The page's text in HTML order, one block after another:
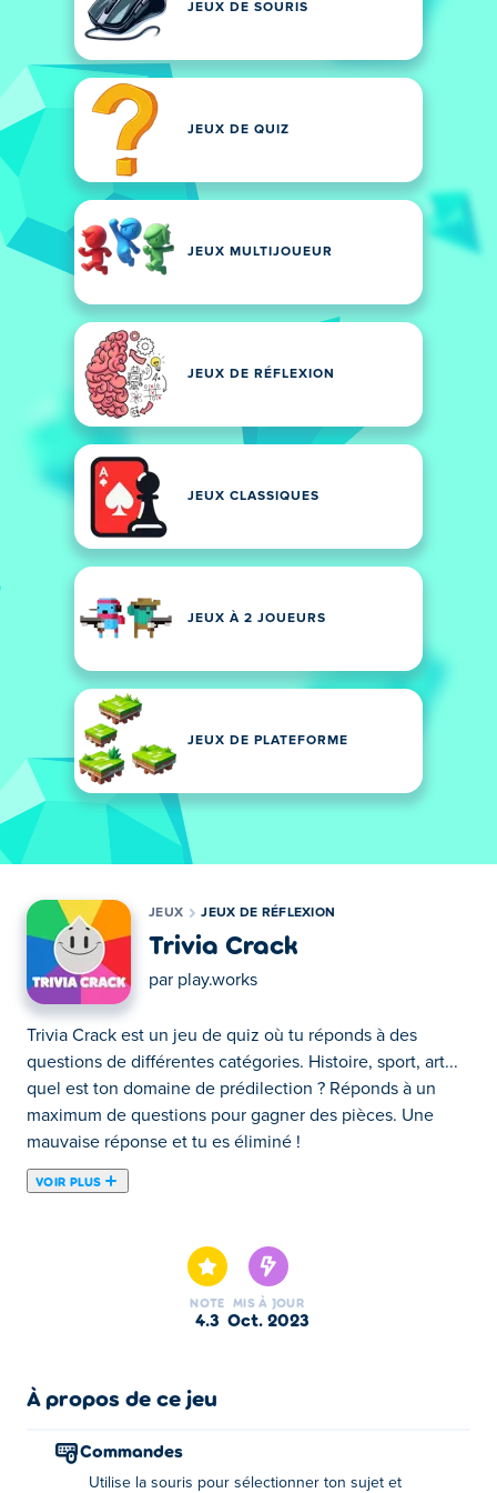
JEUX DE SOURIS
JEUX DE QUIZ
JEUX MULTIJOUEUR
JEUX DE RÉFLEXION
JEUX CLASSIQUES
JEUX À 2 JOUEURS
JEUX DE PLATEFORME
JEUX JEUX DE RÉFLEXION
Trivia Crack
par play.works
Trivia Crack est un jeu de quiz où tu réponds à des
questions de différentes catégories. Histoire, sport, art...
quel est ton domaine de prédilection ? Réponds à un
maximum de questions pour gagner des pièces. Une
mauvaise réponse et tu es éliminé !
VOIR PLUS
différentes. Il y a du sport, du divertissement, de l'art, de
l'histoire et bien d'autres encore, il y a donc toujours une
nouvelle catégorie à découvrir. Trivia Crack propose trois
vous devez répondre à une question d'une
En mode Défi, vous choisissez votre sujet préféré
NOTE
4.3
MIS À JOUR
oct. 2023
À propos de ce jeu
Commandes
Utilise la souris pour sélectionner ton sujet et